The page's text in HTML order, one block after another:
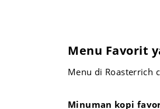
Menu Favorit
Menu di Roasterrich
Minuman kopi